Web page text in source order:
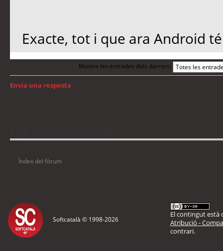
Exacte, tot i que ara Android
Mostra les entrades dels darrers:
Envia una resposta
Índex del fòrum
Softcatalà © 1998-2026
El contingut està
Atribució -
contrari.